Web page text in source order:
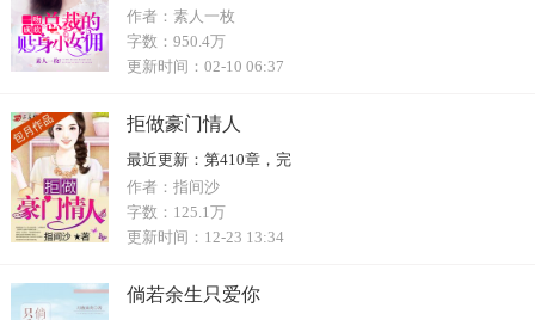
作者： 素人一枚
字数： 950.4万
更新时间： 02-10 06:37
拒做豪门情人
最近更新： 第410章，完
作者： 指间沙
字数： 125.1万
更新时间： 12-23 13:34
倘若余生只爱你